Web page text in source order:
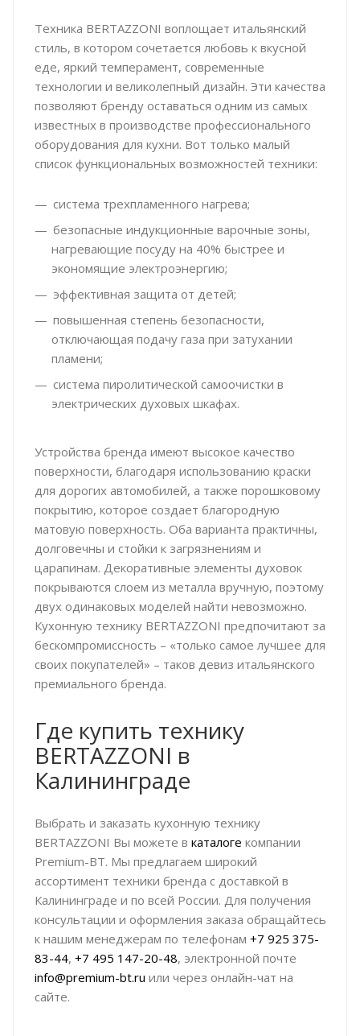
Техника BERTAZZONI воплощает итальянский
стиль, в котором сочетается любовь к вкусной
еде, яркий темперамент, современные
технологии и великолепный дизайн. Эти качества
позволяют бренду оставаться одним из самых
известных в производстве профессионального
оборудования для кухни. Вот только малый
список функциональных возможностей техники:
система трехпламенного нагрева;
безопасные индукционные варочные зоны,
нагревающие посуду на 40% быстрее и
экономящие электроэнергию;
эффективная защита от детей;
повышенная степень безопасности,
отключающая подачу газа при затухании
пламени;
система пиролитической самоочистки в
электрических духовых шкафах.
Устройства бренда имеют высокое качество
поверхности, благодаря использованию краски
для дорогих автомобилей, а также порошковому
покрытию, которое создает благородную
матовую поверхность. Оба варианта практичны,
долговечны и стойки к загрязнениям и
царапинам. Декоративные элементы духовок
покрываются слоем из металла вручную, поэтому
двух одинаковых моделей найти невозможно.
Кухонную технику BERTAZZONI предпочитают за
бескомпромиссность – «только самое лучшее для
своих покупателей» – таков девиз итальянского
премиального бренда.
Где купить технику
BERTAZZONI в
Калининграде
Выбрать и заказать кухонную технику
BERTAZZONI Вы можете в каталоге компании
Premium-BT. Мы предлагаем широкий
ассортимент техники бренда с доставкой в
Калининграде и по всей России. Для получения
консультации и оформления заказа обращайтесь
к нашим менеджерам по телефонам +7 925 375-
83-44, +7 495 147-20-48, электронной почте
info@premium-bt.ru или через онлайн-чат на
сайте.